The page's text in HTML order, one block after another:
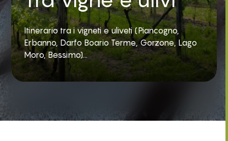
Itinerario tra i vigneti e uliveti (Piancogno,
Erbanno, Darfo Boario Terme, Gorzone, Lago
Moro, Bessimo)...